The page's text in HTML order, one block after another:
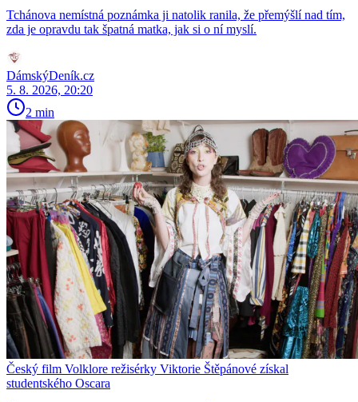
Tchánova nemístná poznámka ji natolik ranila, že přemýšlí nad tím,
zda je opravdu tak špatná matka, jak si o ní myslí.
DámskýDeník.cz
5. 8. 2026, 20:20
2 min
Český film Volklore režisérky Viktorie Štěpánové získal
studentského Oscara